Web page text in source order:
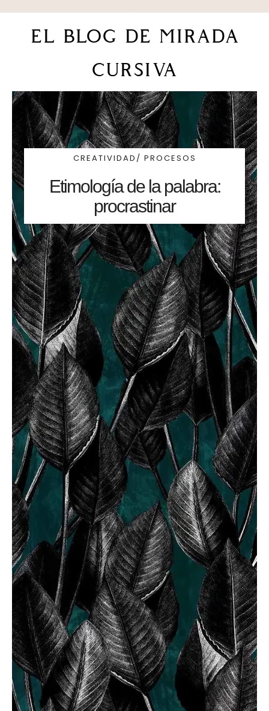
el blog de mirada
cursiva
CREATIVIDAD/ PROCESOS
Etimología de la palabra:
procrastinar